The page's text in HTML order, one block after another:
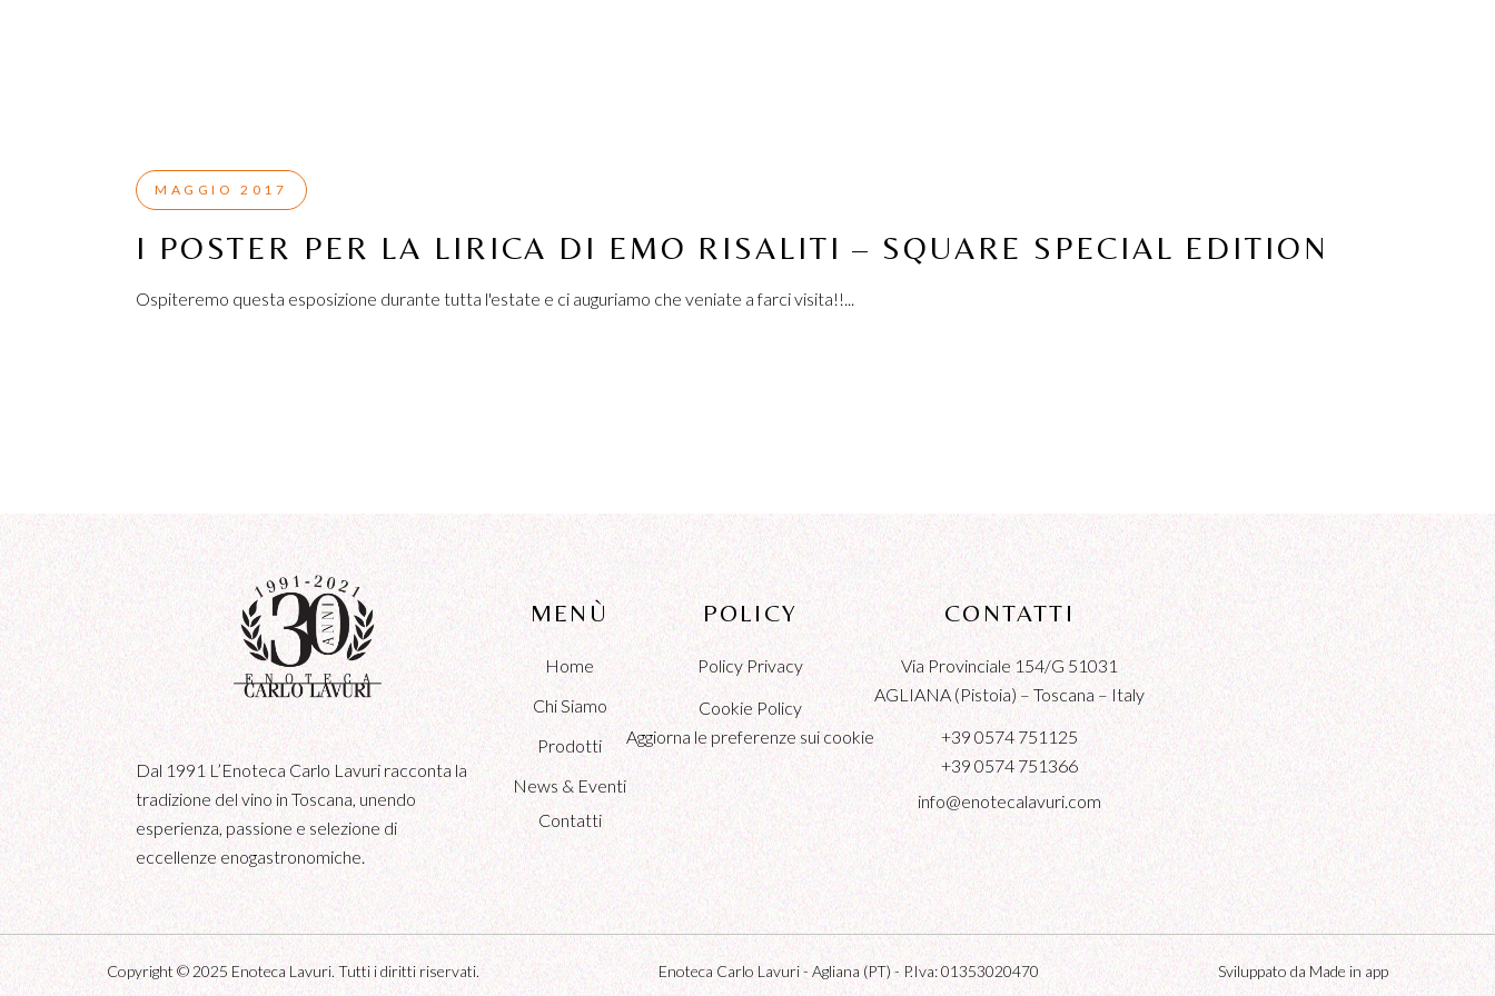
MAGGIO 2017
I POSTER PER LA LIRICA DI EMO RISALITI – SQUARE SPECIAL EDITION
Ospiteremo questa esposizione durante tutta l'estate e ci auguriamo che veniate a farci visita!!...
Dal 1991 L’Enoteca Carlo Lavuri racconta la
tradizione del vino in Toscana, unendo
esperienza, passione e selezione di
eccellenze enogastronomiche.
MENÙ
Home
Chi Siamo
Prodotti
News & Eventi
Contatti
POLICY
Policy Privacy
Cookie Policy
Aggiorna le preferenze sui cookie
CONTATTI
Via Provinciale 154/G 51031
AGLIANA (Pistoia) – Toscana – Italy
+39 0574 751125
+39 0574 751366
info@enotecalavuri.com
Copyright © 2025 Enoteca Lavuri.Tutti i diritti riservati. Enoteca Carlo Lavuri - Agliana (PT) - P.Iva: 01353020470 Sviluppato da Made in app